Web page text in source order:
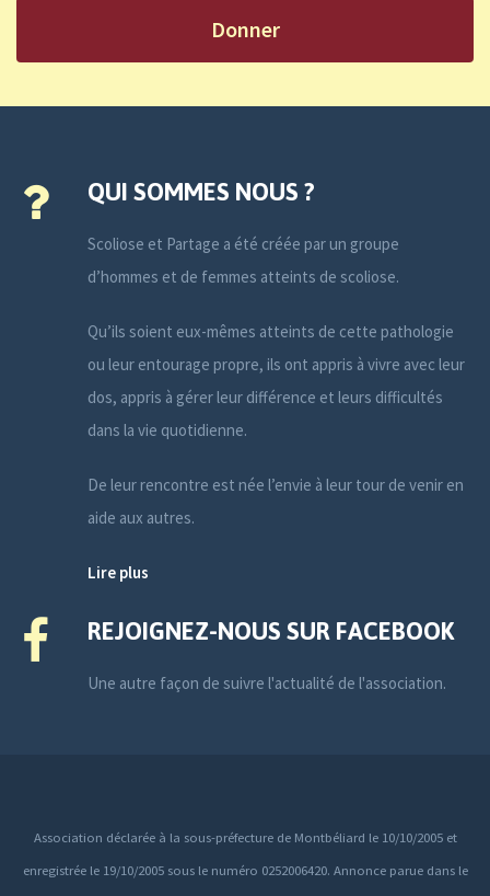
Donner
QUI SOMMES NOUS ?
Scoliose et Partage a été créée par un groupe
d’hommes et de femmes atteints de scoliose.
Qu’ils soient eux-mêmes atteints de cette pathologie
ou leur entourage propre, ils ont appris à vivre avec leur
dos, appris à gérer leur différence et leurs difficultés
dans la vie quotidienne.
De leur rencontre est née l’envie à leur tour de venir en
aide aux autres.
Lire plus
REJOIGNEZ-NOUS SUR FACEBOOK
Une autre façon de suivre l'actualité de l'association.
Association déclarée à la sous-préfecture de Montbéliard le 10/10/2005 et
enregistrée le 19/10/2005 sous le numéro 0252006420. Annonce parue dans le